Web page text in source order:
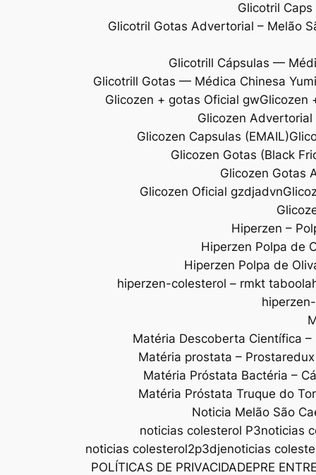
Glicotril
Glicotril Gotas Advertorial – Melão
Glicotrill Cápsulas —
Glicotrill Gotas — Médica Chinesa
Glicozen + gotas Oficial gwGlicozen
Glicozen
Glicozen Capsulas (EMAIL)
Glicozen Gotas (Black
Glicozen Gotas
Glicozen Oficial gzdjadvn
Hiperzen –
Hiperzen Polpa de
Hiperzen Polpa de
hiperzen-colesterol – rmkt taboola
Matéria Descoberta Científica –
Matéria prostata – Prostaredux
Matéria Próstata Bactéria –
Matéria Próstata Truque do
Noticia Melão São
noticias colesterol P3noticias
noticias colesterol2p3djenoticias
POLÍTICAS DE PRIVACIDADEPRE